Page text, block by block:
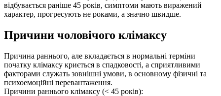
відбувається раніше 45 років, симптоми мають виражений
характер, прогресують не роками, а значно швидше.
Причини чоловічого клімаксу
Причина раннього, але вкладається в нормальні терміни
початку клімаксу криється в спадковості, а сприятливими
факторами служать зовнішні умови, в основному фізичні та
психоемоційні перевантаження.
Причини раннього клімаксу (˂ 45 років):